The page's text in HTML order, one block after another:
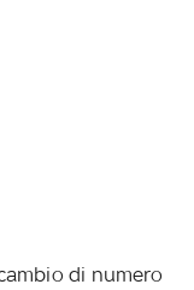
di numero